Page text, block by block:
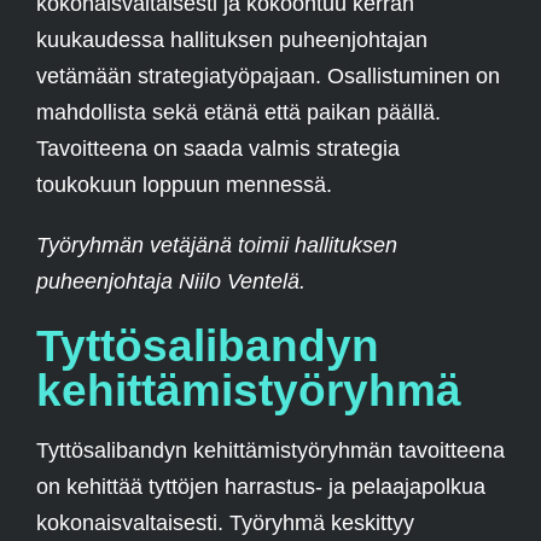
kuukaudessa hallituksen puheenjohtajan
vetämään strategiatyöpajaan. Osallistuminen on
mahdollista sekä etänä että paikan päällä.
Tavoitteena on saada valmis strategia
toukokuun loppuun mennessä.
Työryhmän vetäjänä toimii hallituksen
puheenjohtaja Niilo Ventelä.
Tyttösalibandyn
kehittämistyöryhmä
Tyttösalibandyn kehittämistyöryhmän tavoitteena
on kehittää tyttöjen harrastus- ja pelaajapolkua
kokonaisvaltaisesti. Työryhmä keskittyy